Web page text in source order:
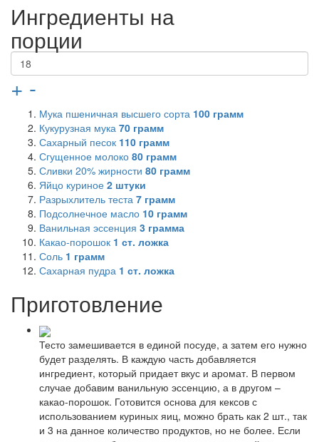
Ингредиенты на
порции
+ -
Мука пшеничная высшего сорта 100 грамм
Кукурузная мука 70 грамм
Сахарный песок 110 грамм
Сгущенное молоко 80 грамм
Сливки 20% жирности 80 грамм
Яйцо куриное 2 штуки
Разрыхлитель теста 7 грамм
Подсолнечное масло 10 грамм
Ванильная эссенция 3 грамма
Какао-порошок 1 ст. ложка
Соль 1 грамм
Сахарная пудра 1 ст. ложка
Приготовление
Тесто замешивается в единой посуде, а затем его нужно
будет разделять. В каждую часть добавляется
ингредиент, который придает вкус и аромат. В первом
случае добавим ванильную эссенцию, а в другом –
какао-порошок. Готовится основа для кексов с
использованием куриных яиц, можно брать как 2 шт., так
и 3 на данное количество продуктов, но не более. Если